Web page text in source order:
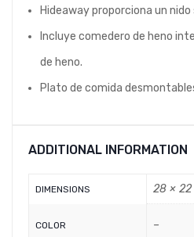
Hideaway proporciona un
Incluye comedero de heno
de heno.
Plato de comida
ADDITIONAL INFORMATION
DIMENSIONS 28 ×
COLOR –